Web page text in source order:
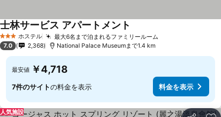
3 ホテルのランク
ホステル 最大6名まで泊まれるファミリールーム
士林サービス アパートメント
7.0 2,368 National Palace Museumまで1.4 km
最安値 ￥4,718
7件のサイトの料金を表示 料金を表示
人気施設